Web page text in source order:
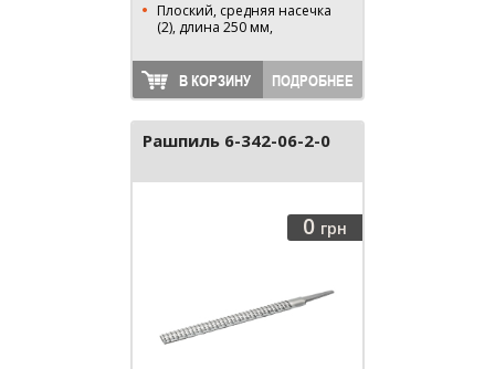
Плоский, средняя насечка
(2), длина 250 мм,
В КОРЗИНУ ПОДРОБНЕЕ
Рашпиль 6-342-06-2-0
0 грн